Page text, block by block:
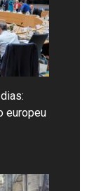
europeu